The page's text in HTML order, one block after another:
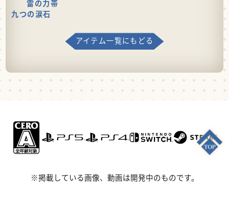
雷の力帯
九つの涙石
アイテム一覧にもどる
※掲載している画像、動画は開発中のものです。